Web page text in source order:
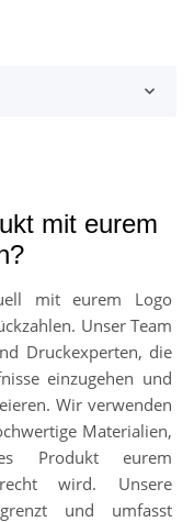
mit eurem
mit eurem Logo
Unser Team
Druckexperten, die
einzugehen und
Wir verwenden
Materialien,
Produkt eurem
wird. Unsere
und umfasst